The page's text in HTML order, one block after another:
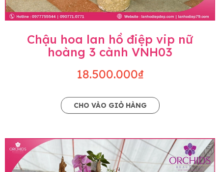
Chậu hoa lan hồ điệp vip nữ
hoàng 3 cành VNH03
18.500.000₫
CHO VÀO GIỎ HÀNG